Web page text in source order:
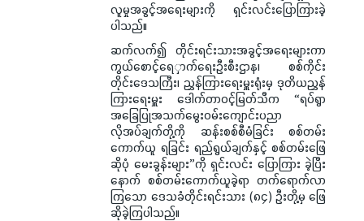
လူမှုအခွင့်အရေးများကို ရှင်းလင်းပြောကြားခဲ့
ပါသည်။
ဆက်လက်၍ တိုင်းရင်းသားအခွင့်အရေးများကာ
ကွယ်စောင့်ရေှာက်ရေးဦးစီးဌာန၊ စစ်ကိုင်း
တိုင်းဒေသကြီး၊ ညွှန်ကြားရေးမှူးရုံးမှ ဒုတိယညွှန်
ကြားရေးမှူး ဒေါက်တာဝင့်မြတ်သီက “ရပ်ရွာ
အခြေပြုအသက်မွေးဝမ်းကျောင်းပညာ
လိုအပ်ချက်တို့ကို ဆန်းစစ်စီမံခြင်း စစ်တမ်း
ကောက်ယူ ရခြင်း ရည်ရွယ်ချက်နှင့် စစ်တမ်းဖြေ
ဆိုပုံ မေးခွန်းများ”ကို ရှင်းလင်း ပြောကြား ခဲ့ပြီး
နောက် စစ်တမ်းကောက်ယူခဲ့ရာ တက်ရောက်လာ
ကြသော ဒေသခံတိုင်းရင်းသား (၈၄) ဦးတို့မှ ဖြေ
ဆိုခဲ့ကြပါသည်။